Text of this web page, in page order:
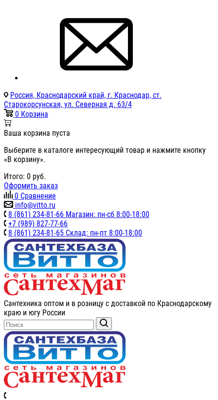
Россия, Краснодарский край, г. Краснодар, ст.
Старокорсунская, ул. Северная д. 63/4
0 Корзина
Ваша корзина пуста
Выберите в каталоге интересующий товар и нажмите кнопку
«В корзину».
Итого: 0 руб.
Оформить заказ
0 Сравнение
info@vitto.ru
8 (861) 234-81-66 Магазин: пн-сб 8:00-18:00
+7 (989) 827-77-66
8 (861) 234-81-65 Склад: пн-пт 8:00-18:00
Сантехника оптом и в розницу с доставкой по Краснодарскому
краю и югу России